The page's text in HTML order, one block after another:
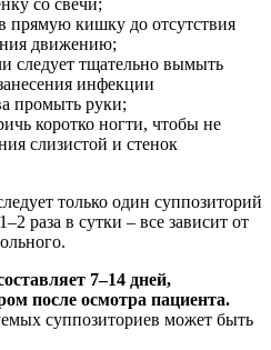
прямую кишку до отсутствия
движению;
следует тщательно вымыть
инфекции
промыть руки;
коротко ногти, чтобы не
слизистой и стенок
только один суппозиторий
раза в сутки – все зависит от
7–14 дней,
после осмотра пациента.
суппозиториев может быть